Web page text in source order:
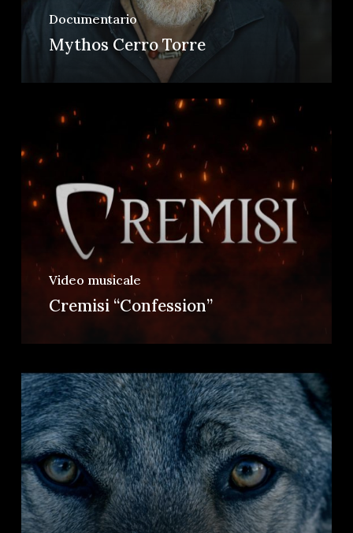
Documentario
Mythos Cerro Torre
Video musicale
Cremisi “Confession”